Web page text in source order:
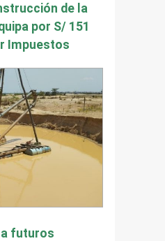
de la
por S/ 151
Impuestos
futuros